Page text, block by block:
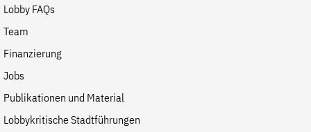
Lobby FAQs
Team
Finanzierung
Jobs
Publikationen und Material
Lobbykritische Stadtführungen